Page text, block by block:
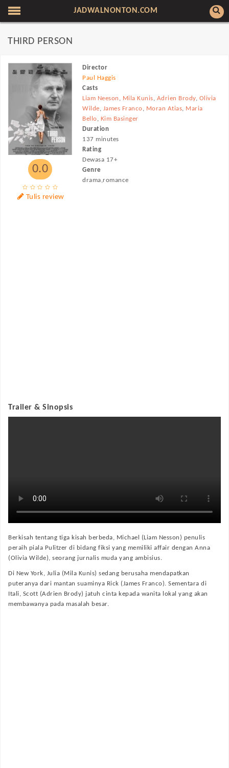
JADWALNONTON.COM
THIRD PERSON
0.0
Tulis review
Director
Paul Haggis
Casts
Liam Neeson , Mila Kunis, Adrien Brody, Olivia
Wilde, James Franco, Moran Atias, Maria
Bello, Kim Basinger
Duration
137 minutes
Rating
Dewasa 17+
Genre
drama,romance
Trailer & Sinopsis
Berkisah tentang tiga kisah berbeda, Michael (Liam Nesson) penulis
peraih piala Pulitzer di bidang fiksi yang memiliki affair dengan Anna
(Olivia Wilde), seorang jurnalis muda yang ambisius.
Di New York, Julia (Mila Kunis) sedang berusaha mendapatkan
puteranya dari mantan suaminya Rick (James Franco). Sementara di
Itali, Scott (Adrien Brody) jatuh cinta kepada wanita lokal yang akan
membawanya pada masalah besar.